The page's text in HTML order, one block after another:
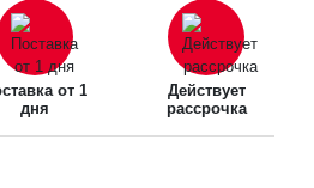
от 1
дня
Действует
рассрочка